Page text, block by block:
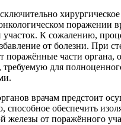
поражении
К сожалению,
от болезни. При
поражённые части органа,
требуемую для
врачам предстоит
способное обеспечить
железы от поражённого